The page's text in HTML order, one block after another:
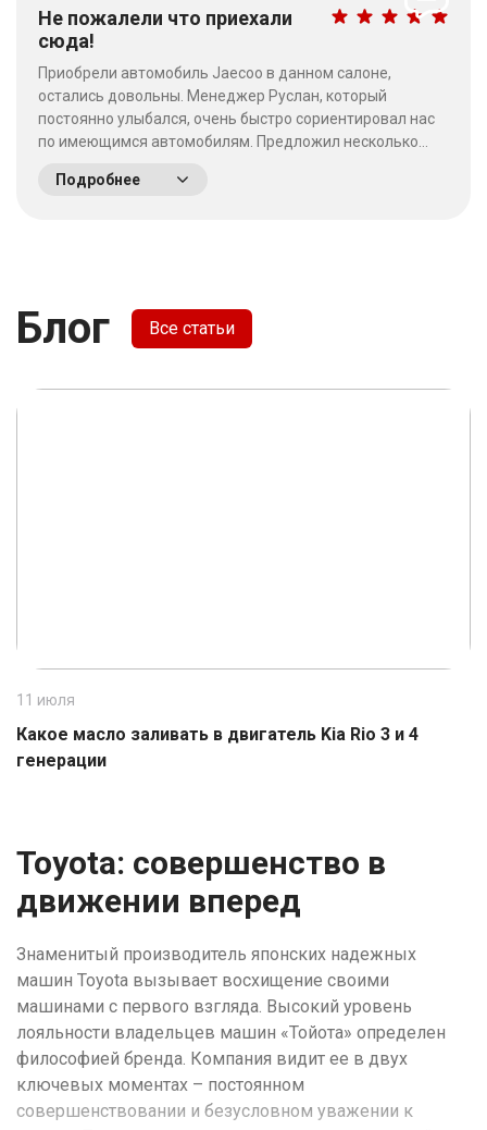
Не пожалели что приехали
сюда!
Приобрели автомобиль Jaecoo в данном салоне,
остались довольны. Менеджер Руслан, который
постоянно улыбался, очень быстро сориентировал нас
по имеющимся автомобилям. Предложил несколько
пожалели что приехали сюда! Качество работы на
Подробнее
Блог Все статьи
11 июля
Какое масло заливать в двигатель Kia Rio 3 и 4
генерации
Toyota: совершенство в
движении вперед
Знаменитый производитель японских надежных
машин Toyota вызывает восхищение своими
машинами с первого взгляда. Высокий уровень
лояльности владельцев машин «Тойота» определен
философией бренда. Компания видит ее в двух
ключевых моментах – постоянном
совершенствовании и безусловном уважении к